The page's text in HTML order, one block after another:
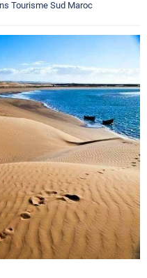
Tourisme Sud Maroc